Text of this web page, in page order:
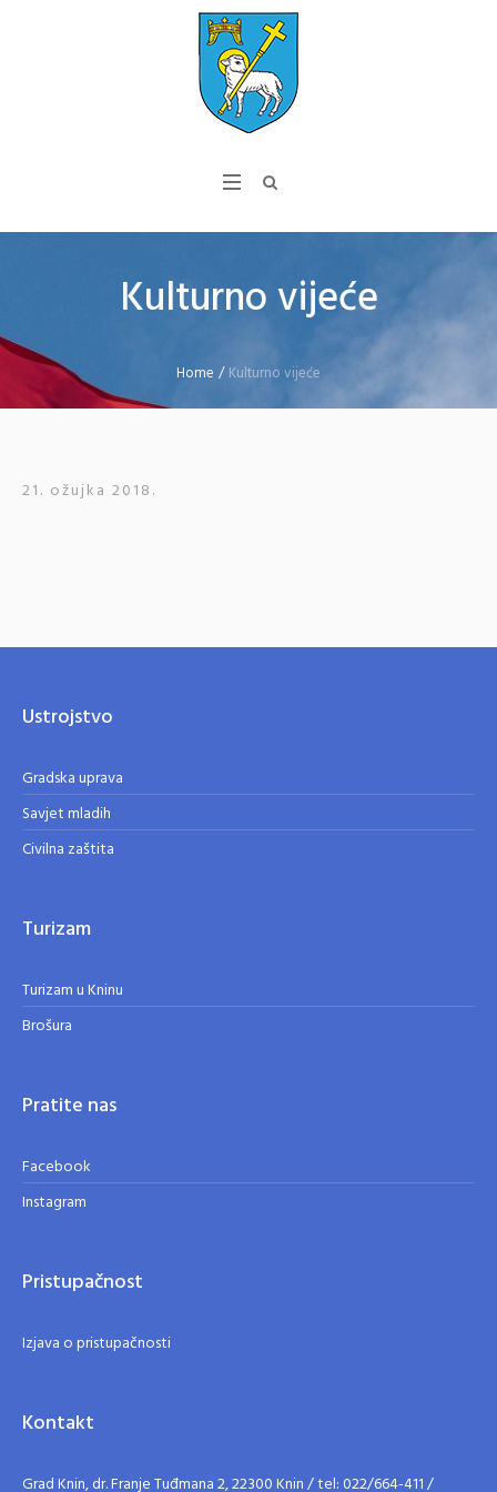
Kulturno vijeće
Home /Kulturno vijeće
21. ožujka 2018.
Ustrojstvo
Gradska uprava
Savjet mladih
Civilna zaštita
Turizam
Turizam u Kninu
Brošura
Pratite nas
Facebook
Instagram
Pristupačnost
Izjava o pristupačnosti
Kontakt
Grad Knin, dr. Franje Tuđmana 2, 22300 Knin / tel: 022/664-411 /